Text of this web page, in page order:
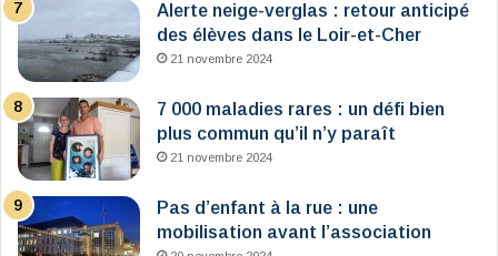
Alerte neige-verglas : retour anticipé
des élèves dans le Loir-et-Cher
21 novembre 2024
7 000 maladies rares : un défi bien
plus commun qu’il n’y paraît
21 novembre 2024
Pas d’enfant à la rue : une
mobilisation avant l’association